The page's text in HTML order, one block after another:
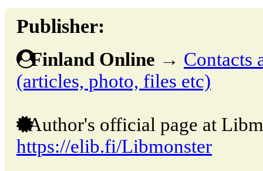
Publisher:
Finland Online → Contacts
(articles, photo, files etc)
Author's official page at
https://elib.fi/Libmonster